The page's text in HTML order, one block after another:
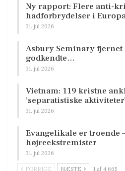
Ny rapport: Flere anti-
hadforbrydelser i
31. jul 2026
Asbury Seminary fjernet
godkendte…
31. jul 2026
Vietnam: 119 kristne
’separatistiske aktiviteter’
31. jul 2026
Evangelikale er troende
højreekstremister
31. jul 2026
FORRIGE NÆSTE 1 af 4.665